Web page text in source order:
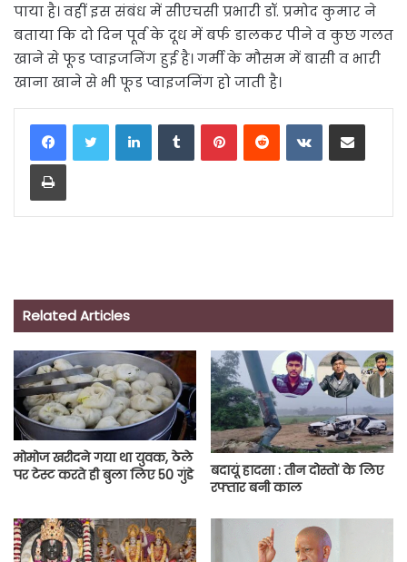
पाया है। वहीं इस संबंध में सीएचसी प्रभारी डॉ. प्रमोद कुमार ने
बताया कि दो दिन पूर्व के दूध में बर्फ डालकर पीने व कुछ गलत
खाने से फूड प्वाइजनिंग हुई है। गर्मी के मौसम में बासी व भारी
खाना खाने से भी फूड प्वाइजनिंग हो जाती है।
LinkedInTumblrPinterestReddit VKontakteShare via Email
Print
Related Articles
मोमोज खरीदने गया था युवक, ठेले
पर टेस्ट करते ही बुला लिए 50 गुंडे
बदायूं हादसा : तीन दोस्तों के लिए
रफ्तार बनी काल